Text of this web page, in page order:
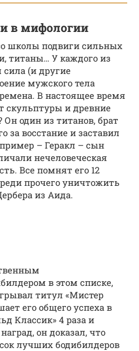
в мифологии
школы подвиги сильных
титаны… У каждого из
(и другие
мужского тела
В настоящее время
скульптуры и древние
один из титанов, брат
за восстание и заставил
– Геракл – сын
нечеловеческая
Все помнят его 12
прочего уничтожить
из Аида.
в этом списке,
титул «Мистер
его общего успеха в
Классик» 4 раза и
он доказал, что
лучших бодибилдеров